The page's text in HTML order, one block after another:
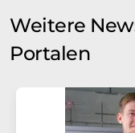
Weitere
Portalen